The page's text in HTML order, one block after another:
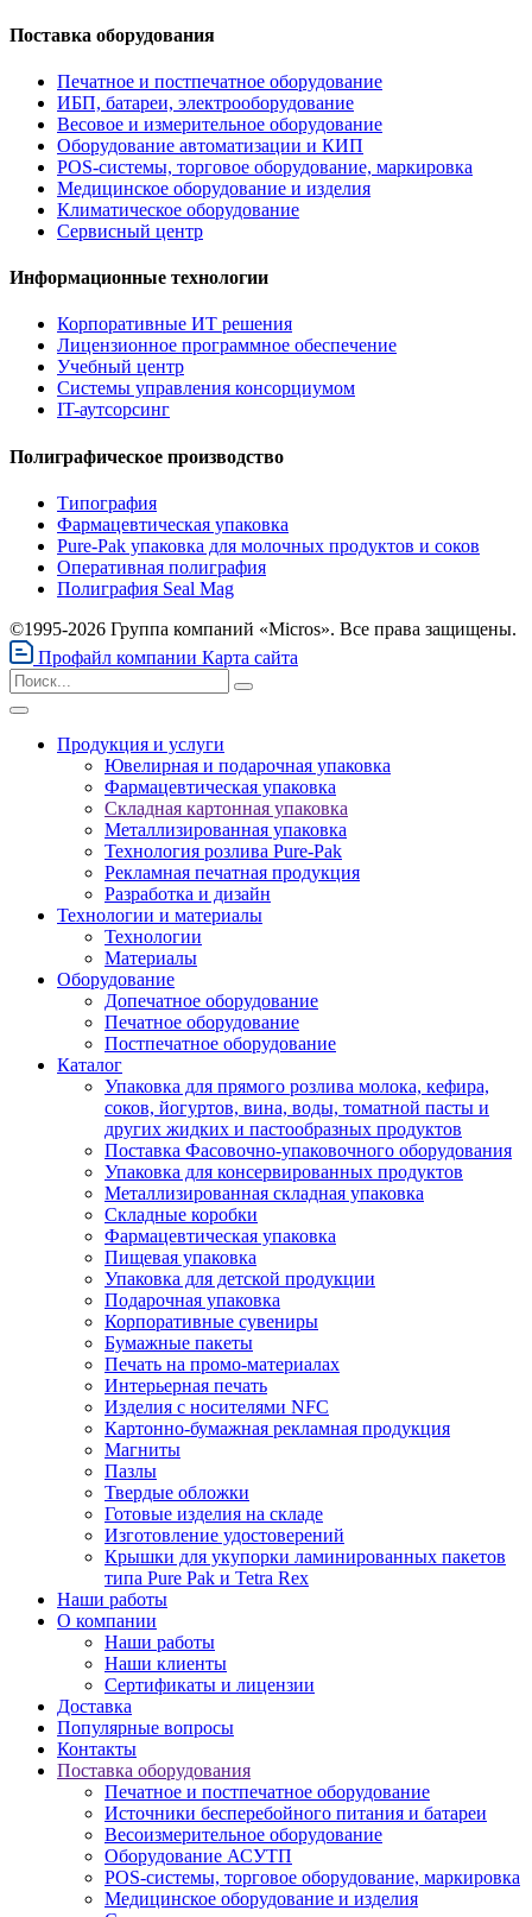
Поставка оборудования
Печатное и постпечатное оборудование
ИБП, батареи, электрооборудование
Весовое и измерительное оборудование
Оборудование автоматизации и КИП
POS-системы, торговое оборудование, маркировка
Медицинское оборудование и изделия
Климатическое оборудование
Сервисный центр
Информационные технологии
Корпоративные ИТ решения
Лицензионное программное обеспечение
Учебный центр
Системы управления консорциумом
IT-аутсорсинг
Полиграфическое производство
Типография
Фармацевтическая упаковка
Pure-Pak упаковка для молочных продуктов и соков
Оперативная полиграфия
Полиграфия Seal Mag
©1995-2026 Группа компаний «Micros». Все права защищены.
Профайл компании Карта сайта
Продукция и услуги
Ювелирная и подарочная упаковка
Фармацевтическая упаковка
Складная картонная упаковка
Металлизированная упаковка
Технология розлива Pure-Pak
Рекламная печатная продукция
Разработка и дизайн
Технологии и материалы
Технологии
Материалы
Оборудование
Допечатное оборудование
Печатное оборудование
Постпечатное оборудование
Каталог
Упаковка для прямого розлива молока, кефира,
соков, йогуртов, вина, воды, томатной пасты и
других жидких и пастообразных продуктов
Поставка Фасовочно-упаковочного оборудования
Упаковка для консервированных продуктов
Металлизированная складная упаковка
Складные коробки
Фармацевтическая упаковка
Пищевая упаковка
Упаковка для детской продукции
Подарочная упаковка
Корпоративные сувениры
Бумажные пакеты
Печать на промо-материалах
Интерьерная печать
Изделия с носителями NFC
Картонно-бумажная рекламная продукция
Магниты
Пазлы
Твердые обложки
Готовые изделия на складе
Изготовление удостоверений
Крышки для укупорки ламинированных пакетов
типа Pure Pak и Tetra Rex
Наши работы
О компании
Наши работы
Наши клиенты
Сертификаты и лицензии
Доставка
Популярные вопросы
Контакты
Поставка оборудования
Печатное и постпечатное оборудование
Источники бесперебойного питания и батареи
Весоизмерительное оборудование
Оборудование АСУТП
POS-системы, торговое оборудование, маркировка
Медицинское оборудование и изделия